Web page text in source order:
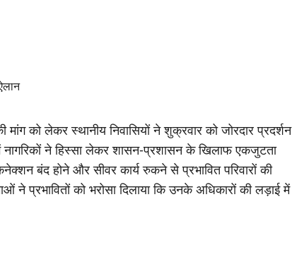
को लेकर स्थानीय निवासियों ने शुक्रवार को जोरदार प्रदर्शन
ने हिस्सा लेकर शासन-प्रशासन के खिलाफ एकजुटता
बंद होने और सीवर कार्य रुकने से प्रभावित परिवारों की
प्रभावितों को भरोसा दिलाया कि उनके अधिकारों की लड़ाई में